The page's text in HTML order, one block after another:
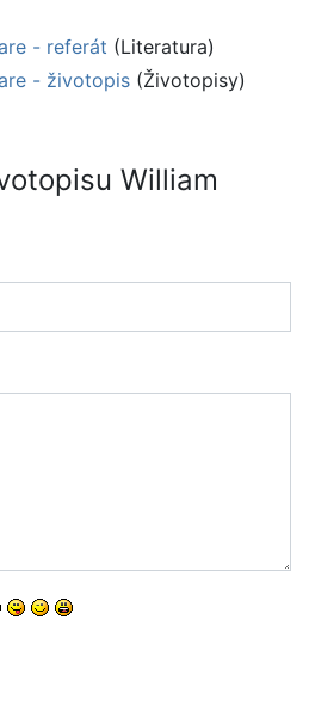
- referát (Literatura)
- životopis (Životopisy)
William